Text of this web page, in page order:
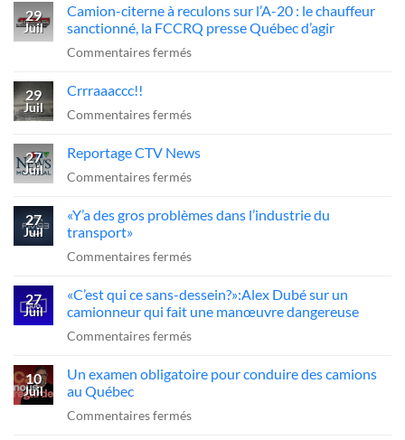
de
fer
=
??
29
Juil
Camion-citerne à reculons sur l’A-20 : le chauffeur
sanctionné, la FCCRQ presse Québec d’agir
Commentaires ferméssur
à
sur
l’A-
:
chauffeur
la
FCCRQ
presse
d’agir
29
Juil
Crrraaaccc!!
Commentaires ferméssur
27
Juil
Reportage CTV News
Commentaires ferméssur
CTV
27
Juil
«Y’a des gros problèmes dans l’industrie du
transport»
Commentaires ferméssur
des
gros
problèmes
l’industrie
transport»
27
Juil
«C’est qui ce sans-dessein?»:Alex Dubé sur un
camionneur qui fait une manœuvre dangereuse
Commentaires ferméssur
qui
sans-
10
Juil
Un examen obligatoire pour conduire des camions
au Québec
Commentaires ferméssur